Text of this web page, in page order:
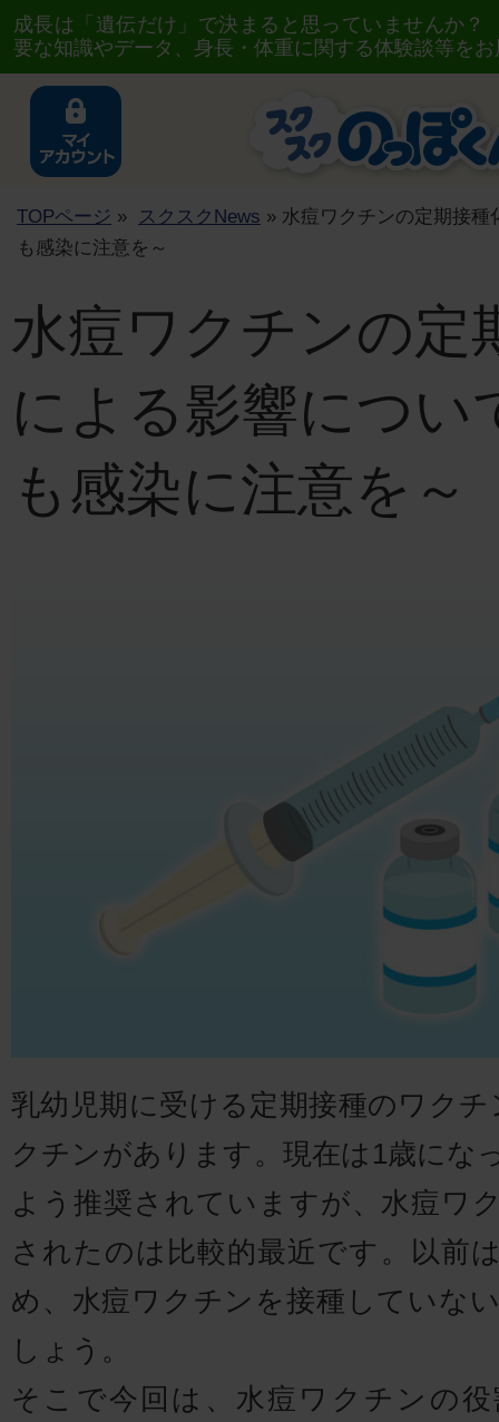
成長は「遺伝だけ」で決まると思っていませんか
要な知識やデータ、身長・体重に関する体験談等を
TOPページ » スクスクNews » 水痘ワクチンの定期接
も感染に注意を～
水痘ワクチンの定
による影響につい
も感染に注意を～
乳幼児期に受ける定期接種のワク
クチンがあります。現在は1歳にな
よう推奨されていますが、水痘ワ
されたのは比較的最近です。以前
め、水痘ワクチンを接種していな
しょう。
そこで今回は、水痘ワクチンの